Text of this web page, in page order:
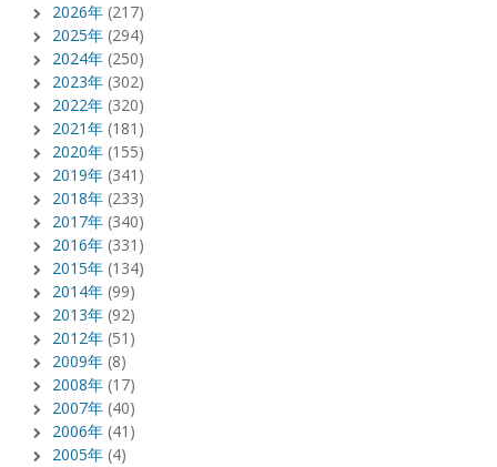
2026年 (217)
2025年 (294)
2024年 (250)
2023年 (302)
2022年 (320)
2021年 (181)
2020年 (155)
2019年 (341)
2018年 (233)
2017年 (340)
2016年 (331)
2015年 (134)
2014年 (99)
2013年 (92)
2012年 (51)
2009年 (8)
2008年 (17)
2007年 (40)
2006年 (41)
2005年 (4)